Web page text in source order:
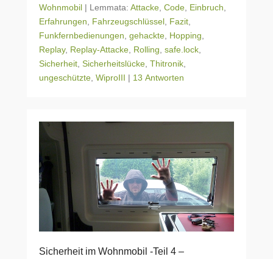
Wohnmobil | Lemmata: Attacke Code Einbruch
Erfahrungen
Fahrzeugschlüssel Fazit
Funkfernbedienungen gehackte Hopping
Replay, Replay-Attacke Rolling safe.lock
Sicherheit Sicherheitslücke Thitronik
ungeschützte WiproIII | 13 Antworten
Sicherheit im Wohnmobil -Teil 4 –